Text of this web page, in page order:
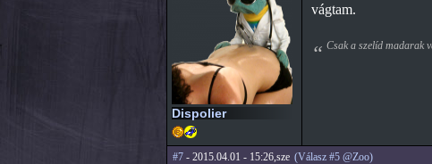
Dispolier
vágtam.
Csak a szelíd madarak
#7- 2015.04.01 - 15:26,sze (Válasz #5 @Zoo)